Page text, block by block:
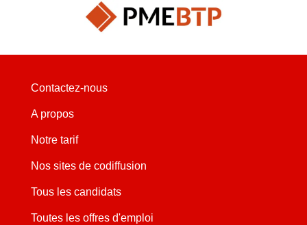
Contactez-nous
A propos
Notre tarif
Nos sites de codiffusion
Tous les candidats
Toutes les offres d'emploi